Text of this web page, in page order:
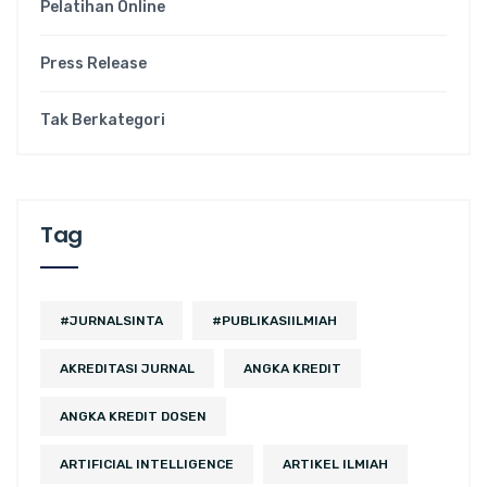
Pelatihan Online
Press Release
Tak Berkategori
Tag
#JURNALSINTA #PUBLIKASIILMIAH
AKREDITASI JURNAL ANGKA KREDIT
ANGKA KREDIT DOSEN
ARTIFICIAL INTELLIGENCE ARTIKEL ILMIAH